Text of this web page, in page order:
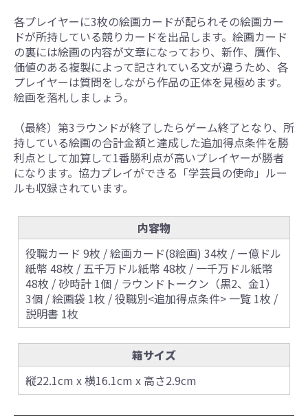
各プレイヤーに3枚の絵画カードが配られその絵画カー
ドが所持している競りカードを出品します。絵画カード
の裏には絵画の内容が文章になっており、新作、贋作、
価値のある複製によって記されている文が違うため、各
プレイヤーは質問をしながら作品の正体を見極めます。
絵画を落札しましょう。
（最終）第3ラウンドが終了したらゲーム終了となり、所
持している絵画の合計金額と達成した追加得点条件を勝
利点として加算して1番勝利点が高いプレイヤーが勝者
になります。協力プレイができる「学芸員の使命」ルー
ルも収録されています。
内容物
役職カード 9枚 / 絵画カード(8絵画) 34枚 / ー億ドル
紙幣 48枚 / 五千万ドル紙幣 48枚 / 一千万ドル紙幣
48枚 / 砂時計 1個 / ラウンドトークン（黒2、金1）
3個 / 絵画袋 1枚 / 役職別<追加得点条件> 一覧 1枚 /
説明書 1枚
箱サイズ
縦22.1cm x 横16.1cm x 高さ2.9cm